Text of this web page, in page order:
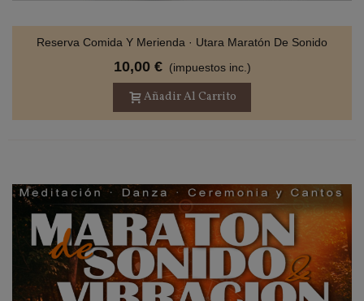
Reserva Comida Y Merienda · Utara Maratón De Sonido
10,00 € (impuestos inc.)
Añadir Al Carrito